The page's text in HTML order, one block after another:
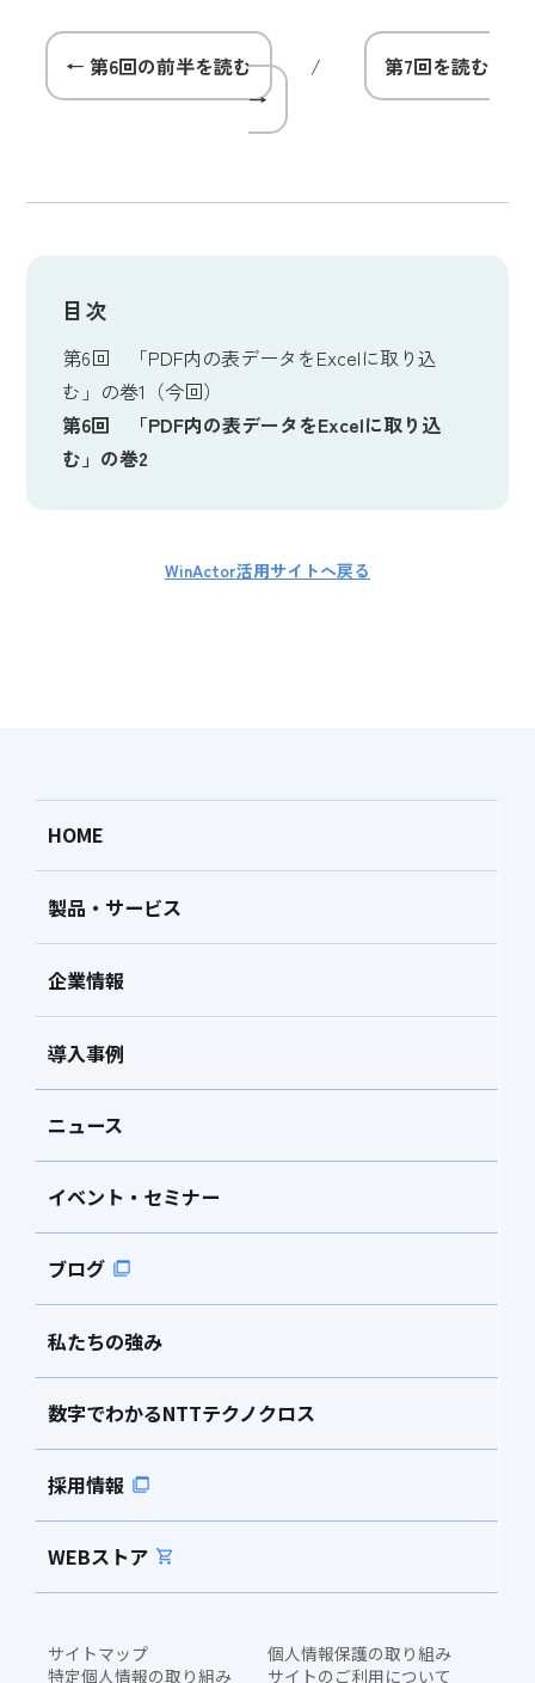
← 第6回の前半を読む /
第7回を読む
→
目次
第6回 「PDF内の表データをExcelに取り込
む」の巻1（今回）
第6回 「PDF内の表データをExcelに取り込
む」の巻2
WinActor活用サイトへ戻る
HOME
製品・サービス
企業情報
導入事例
ニュース
イベント・セミナー
ブログ
私たちの強み
数字でわかるNTTテクノクロス
採用情報
WEBストア
サイトマップ
個人情報保護の取り組み
特定個人情報の取り組み
サイトのご利用について